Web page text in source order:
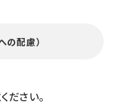
の配慮）
ださい。